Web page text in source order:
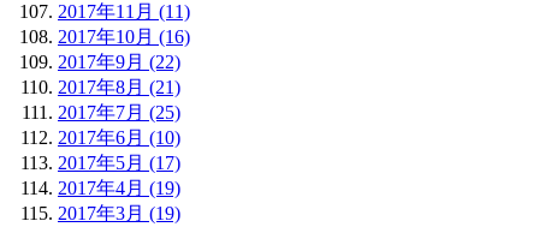
2017年11月 (11)
2017年10月 (16)
2017年9月 (22)
2017年8月 (21)
2017年7月 (25)
2017年6月 (10)
2017年5月 (17)
2017年4月 (19)
2017年3月 (19)